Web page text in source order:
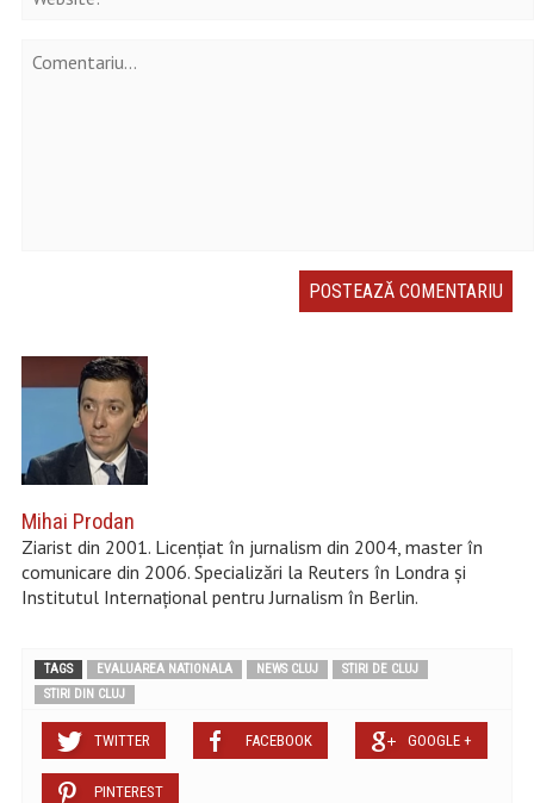
Mihai Prodan
Ziarist din 2001. Licențiat în jurnalism din 2004, master în
comunicare din 2006. Specializări la Reuters în Londra și
Institutul Internațional pentru Jurnalism în Berlin.
TAGS EVALUAREA NATIONALA NEWS CLUJ
STIRI DE CLUJ
STIRI DIN CLUJ
TWITTER FACEBOOK GOOGLE +
PINTEREST